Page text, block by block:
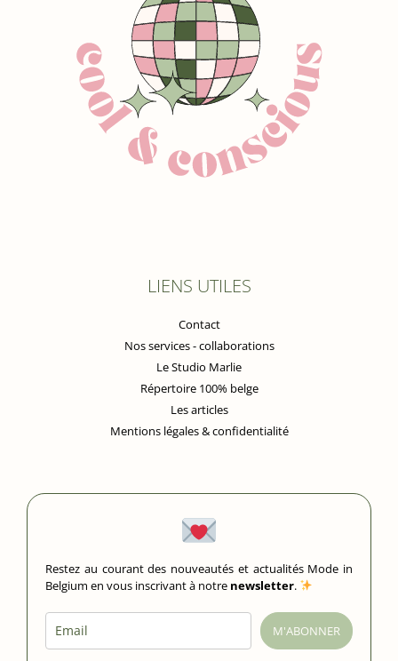
LIENS UTILES
Contact
Nos services - collaborations
Le Studio Marlie
Répertoire 100% belge
Les articles
Mentions légales & confidentialité
Restez au courant des nouveautés et actualités Mode in
Belgium en vous inscrivant à notre newsletter.
M'ABONNER